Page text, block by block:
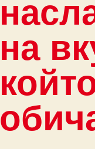
на